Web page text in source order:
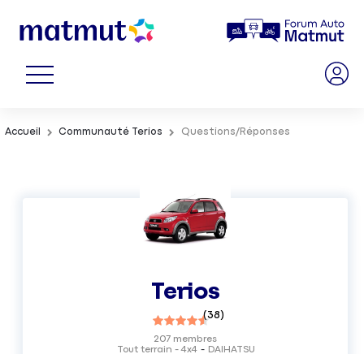
Accueil Communauté Terios Questions/Réponses
Terios
(38)
Tout terrain - 4x4 DAIHATSU
207 membres